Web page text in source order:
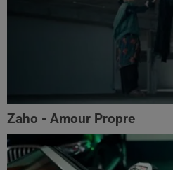
Zaho - Amour Propre